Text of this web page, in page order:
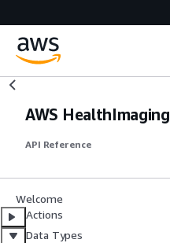
AWS HealthImaging
API Reference
Welcome
Actions
Data Types